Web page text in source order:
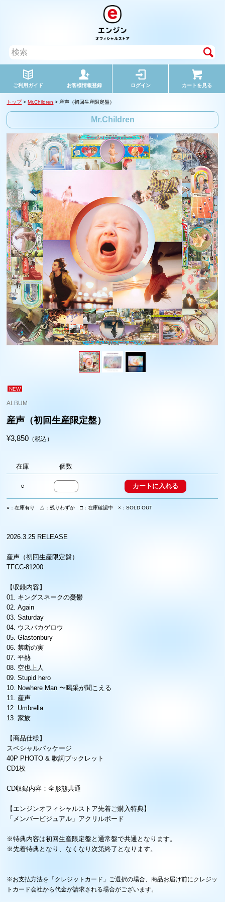
ご利用ガイド お客様情報登録 ログイン カートを見る
トップ>Mr.Children> 産声（初回生産限定盤）
Mr.Children
NEW
ALBUM
産声（初回生産限定盤）
¥3,850（税込）
在庫 個数
○
○：在庫有り △：残りわずか □：在庫確認中 ×：SOLD OUT
2026.3.25 RELEASE
産声（初回生産限定盤）
TFCC-81200
【収録内容】
01. キングスネークの憂鬱
02. Again
03. Saturday
04. ウスバカゲロウ
05. Glastonbury
06. 禁断の実
07. 平熱
08. 空也上人
09. Stupid hero
10. Nowhere Man 〜喝采が聞こえる
11. 産声
12. Umbrella
13. 家族
【商品仕様】
スペシャルパッケージ
40P PHOTO & 歌詞ブックレット
CD1枚
CD収録内容：全形態共通
【エンジンオフィシャルストア先着ご購入特典】
「メンバービジュアル」アクリルボード
※特典内容は初回生産限定盤と通常盤で共通となります。
※先着特典となり、なくなり次第終了となります。
※お支払方法を「クレジットカード」ご選択の場合、商品お届け前にクレジッ
トカード会社から代金が請求される場合がございます。